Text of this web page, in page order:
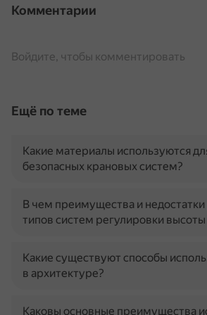
Комментарии
Войдите, чтобы комментировать
Ещё по теме
Какие материалы используются
безопасных крановых систем?
В чем преимущества и
типов систем регулировки высоты
Какие существуют способы
в архитектуре?
Каковы основные преимущества